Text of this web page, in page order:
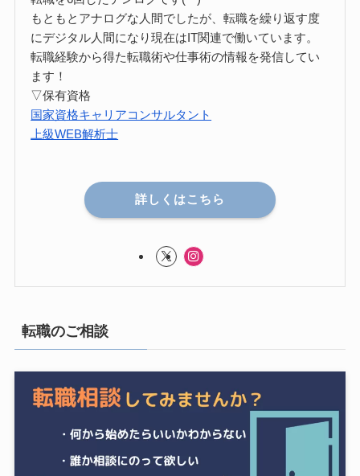
もともとアナログな人間でしたが、転職を繰り返す度
にデジタル人間になり現在はIT関連で働いています。
転職経験から得た転職術や仕事術の情報を発信してい
ます！
▽保有資格
国家資格キャリアコンサルタント
上級WEB解析士
詳しくはこちら
転職のご相談